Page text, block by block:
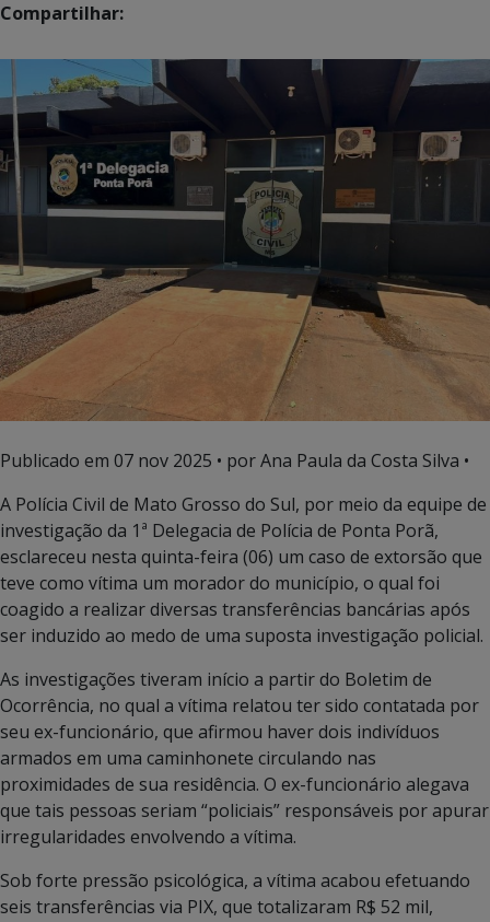
Compartilhar:
Publicado em 07 nov 2025 • por Ana Paula da Costa Silva •
A Polícia Civil de Mato Grosso do Sul, por meio da equipe de
investigação da 1ª Delegacia de Polícia de Ponta Porã,
esclareceu nesta quinta-feira (06) um caso de extorsão que
teve como vítima um morador do município, o qual foi
coagido a realizar diversas transferências bancárias após
ser induzido ao medo de uma suposta investigação policial.
As investigações tiveram início a partir do Boletim de
Ocorrência, no qual a vítima relatou ter sido contatada por
seu ex-funcionário, que afirmou haver dois indivíduos
armados em uma caminhonete circulando nas
proximidades de sua residência. O ex-funcionário alegava
que tais pessoas seriam “policiais” responsáveis por apurar
irregularidades envolvendo a vítima.
Sob forte pressão psicológica, a vítima acabou efetuando
seis transferências via PIX, que totalizaram R$ 52 mil,